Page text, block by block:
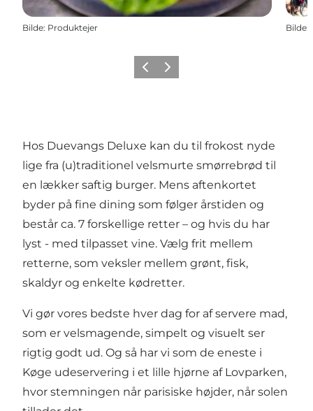
Bilde: Produktejer Bilde:
ForrigeNeste
Hos Duevangs Deluxe kan du til frokost nyde
lige fra (u)traditionel velsmurte smørrebrød til
en lækker saftig burger. Mens aftenkortet
byder på fine dining som følger årstiden og
består ca. 7 forskellige retter – og hvis du har
lyst - med tilpasset vine. Vælg frit mellem
retterne, som veksler mellem grønt, fisk,
skaldyr og enkelte kødretter.
Vi gør vores bedste hver dag for af servere mad,
som er velsmagende, simpelt og visuelt ser
rigtig godt ud. Og så har vi som de eneste i
Køge udeservering i et lille hjørne af Lovparken,
hvor stemningen når parisiske højder, når solen